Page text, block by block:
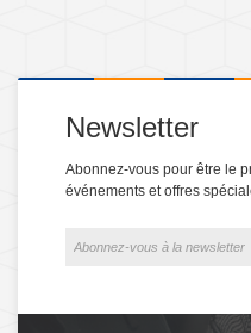
Newsletter
Abonnez-vous pour être le
événements et offres